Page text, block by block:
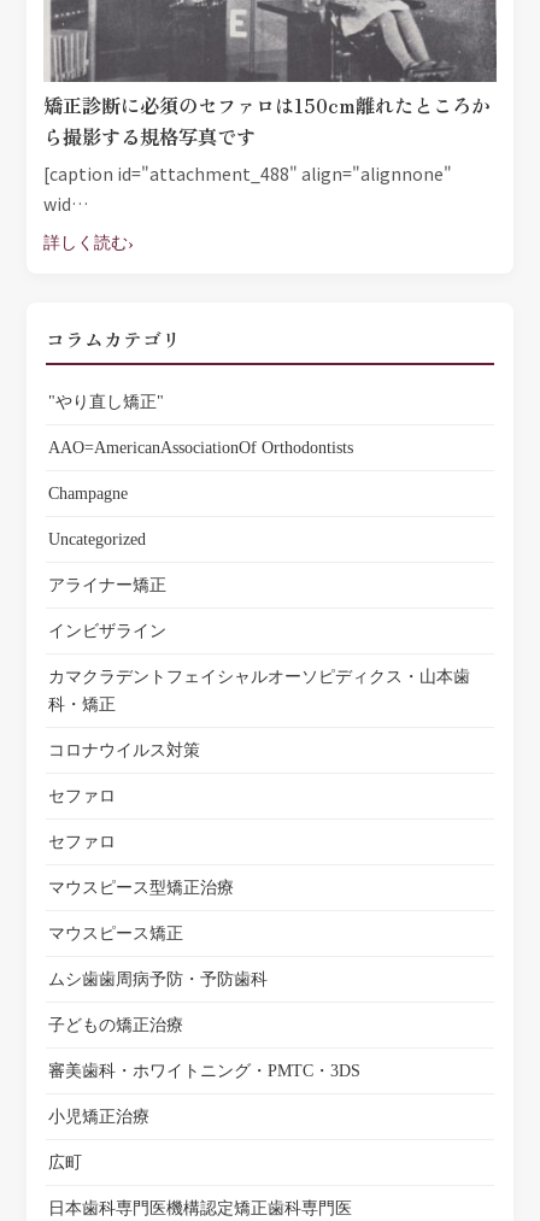
矯正診断に必須のセファロは150cm離れたところか
ら撮影する規格写真です
[caption id="attachment_488" align="alignnone"
wid…
詳しく読む
コラムカテゴリ
"やり直し矯正"
AAO=AmericanAssociationOf Orthodontists
Champagne
Uncategorized
アライナー矯正
インビザライン
カマクラデントフェイシャルオーソピディクス・山本歯
科・矯正
コロナウイルス対策
セファロ
セファロ
マウスピース型矯正治療
マウスピース矯正
ムシ歯歯周病予防・予防歯科
子どもの矯正治療
審美歯科・ホワイトニング・PMTC・3DS
小児矯正治療
広町
日本歯科専門医機構認定矯正歯科専門医